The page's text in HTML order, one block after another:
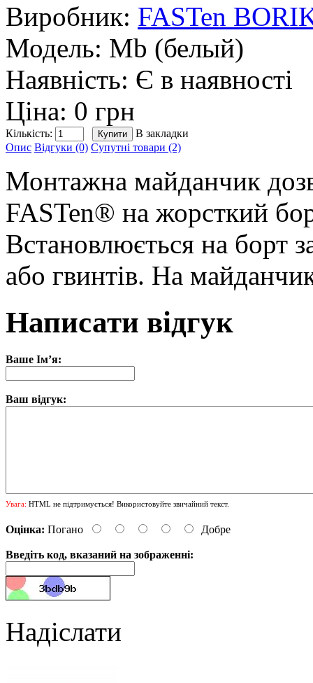
Виробник: FASTen
Модель: Mb (белый)
Наявність: Є в наявності
Ціна: 0 грн
Кількість:
В закладки
Опис Відгуки (0) Супутні товари (2)
Монтажна майданчик
FASTen® на жорсткий
Встановлюється на борт
або гвинтів. На
Написати відгук
Ваше Ім’я:
Ваш відгук:
Увага: HTML не підтримується! Використовуйте звичайний текст.
Оцінка: Погано Добре
Введіть код, вказаний на зображенні:
Надіслати